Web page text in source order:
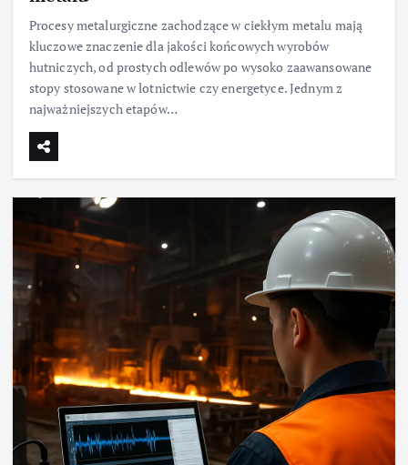
Procesy metalurgiczne zachodzące w ciekłym metalu mają
kluczowe znaczenie dla jakości końcowych wyrobów
hutniczych, od prostych odlewów po wysoko zaawansowane
stopy stosowane w lotnictwie czy energetyce. Jednym z
najważniejszych etapów…